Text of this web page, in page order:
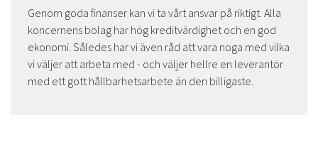
Genom goda finanser kan vi ta vårt ansvar på riktigt. Alla
koncernens bolag har hög kreditvärdighet och en god
ekonomi. Således har vi även råd att vara noga med vilka
vi väljer att arbeta med - och väljer hellre en leverantör
med ett gott hållbarhetsarbete än den billigaste.